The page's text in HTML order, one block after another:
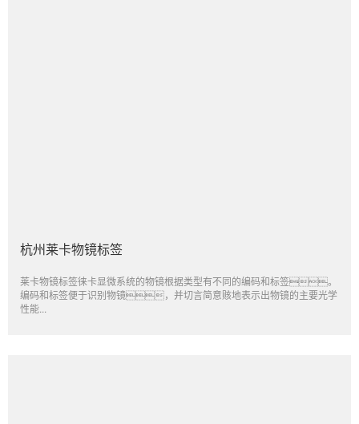
杭州莱卡物镜标签
莱卡物镜标签徕卡显微系统的物镜根据类型有不同的编码和标签。
编码和标签便于识别物镜，并切言简意赅地表示出物镜的主要光学
性能...